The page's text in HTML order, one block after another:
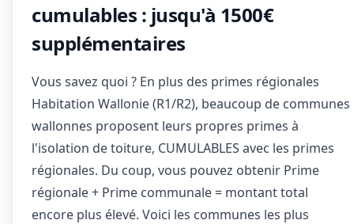
cumulables : jusqu'à 1500€
supplémentaires
Vous savez quoi ? En plus des primes régionales
Habitation Wallonie (R1/R2), beaucoup de communes
wallonnes proposent leurs propres primes à
l'isolation de toiture, CUMULABLES avec les primes
régionales. Du coup, vous pouvez obtenir Prime
régionale + Prime communale = montant total
encore plus élevé. Voici les communes les plus